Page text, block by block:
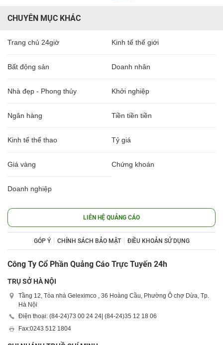
CHUYÊN MỤC KHÁC
Trang chủ 24giờ Kinh tế thế giới
Bất động sản Doanh nhân
Nhà đẹp - Phong thủy Khởi nghiệp
Ngân hàng Tiền tiền tiền
Kinh tế thể thao Tỷ giá
Giá vàng Chứng khoán
Doanh nghiệp
LIÊN HỆ QUẢNG CÁO
GÓP Ý CHÍNH SÁCH BẢO MẬT ĐIỀU KHOẢN SỬ DỤNG
Công Ty Cổ Phần Quảng Cáo Trực Tuyến 24h
TRỤ SỞ HÀ NỘI
Tầng 12, Tòa nhà Geleximco , 36 Hoàng Cầu, Phường Ô chợ Dừa, Tp.
Hà Nội
Điện thoại: (84-24)73 00 24 24 | (84-24)35 12 18 06
Fax:0243 512 1804